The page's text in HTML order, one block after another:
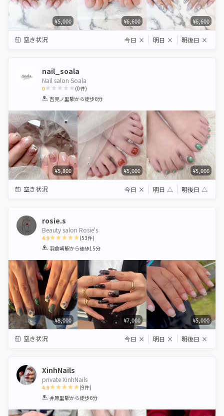
¥5,000 ¥6,600 ¥6,600
空き状況 今日 × 明日 × 明後日 ×
nail_soala
Nail salon Soala
0
1 2 3 4 5
(0件)
吉見ノ里駅から徒歩6分
¥5,800 ¥5,000 ¥5,000
空き状況 今日 × 明日 △ 明後日 △
rosie.s
Beauty salon Rosie's
4.9
1 2 3 4 5
(53件)
羽倉崎駅から徒歩15分
¥8,000 ¥7,000 ¥5,000
空き状況 今日 × 明日 × 明後日 ×
XinhNails
private XinhNails
4.9
1 2 3 4 5
(9件)
井原里駅から徒歩6分